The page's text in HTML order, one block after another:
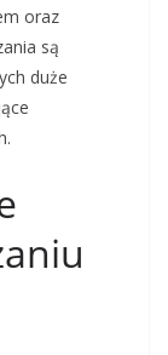
oraz
są
duże